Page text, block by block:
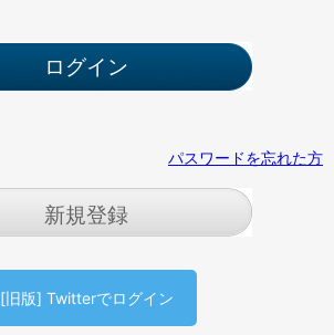
パスワードを忘れた方
新規登録
[旧版] Twitterでログイン